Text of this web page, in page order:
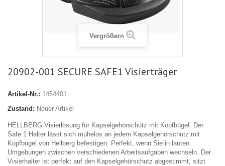
Vergrößern
20902-001 SECURE SAFE1 Visierträger
Artikel-Nr.: 1464401
Zustand: Neuer Artikel
HELLBERG Visierlösung für Kapselgehörschutz mit Kopfbügel. Der
Safe 1 Halter lässt sich mühelos an jedem Kapselgehörschutz mit
Kopfbügel von Hellberg befestigen. Perfekt, wenn Sie in lauten
Umgebungen zwischen verschiedenen Arbeitsaufgaben wechseln. Der
Visierhalter ist perfekt auf den Kapselgehörschutz abgestimmt, sitzt